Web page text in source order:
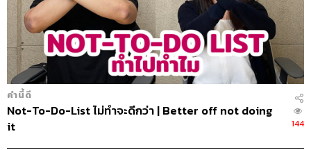
คำนี้ดี
Not-To-Do-List ไม่ทำจะดีกว่า | Better off not doing
it
144